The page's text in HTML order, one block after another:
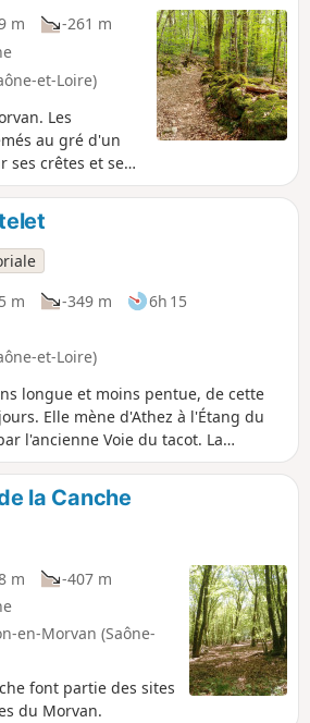
m
-261 m
et-Loire)
Les
au gré d'un
ses crêtes et ses
forêt et son
Des
dans les
le décor. C'est
hameaux,
des difficultés
m -349 m
6h 15
et-Loire)
longue et moins pentue, de cette
Elle mène d'Athez à l'Étang du
l'ancienne Voie du tacot. La
Arleuf et le théâtre des Bardiaux.
marcherez dans les pas des flotteurs
la Canche
m
-407 m
en-Morvan (Saône-
font partie des sites
du Morvan.